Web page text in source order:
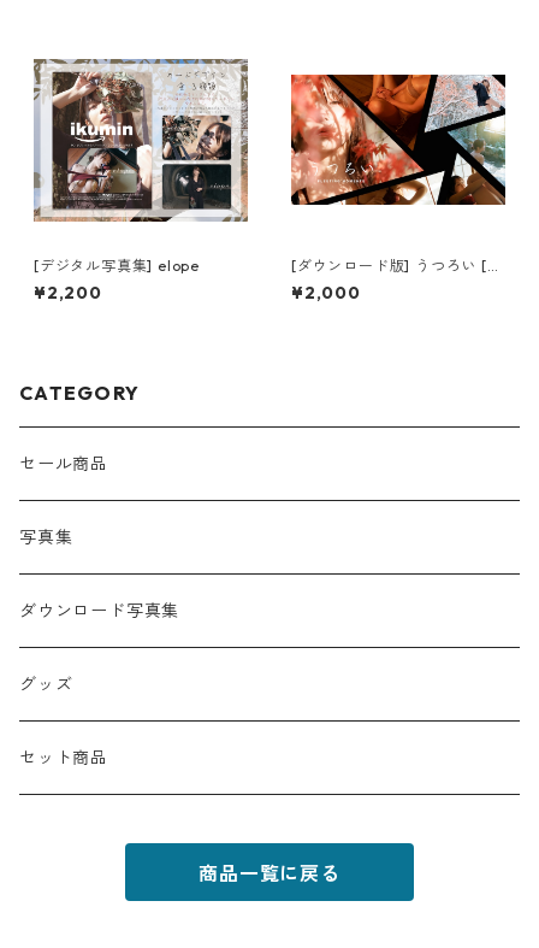
[デジタル写真集] elope
¥2,200
[ダウンロード版] うつろい [デ
ジタル写真集]
¥2,000
CATEGORY
セール商品
写真集
ダウンロード写真集
グッズ
セット商品
商品一覧に戻る